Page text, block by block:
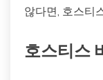
않다면, 호스티
호스티스